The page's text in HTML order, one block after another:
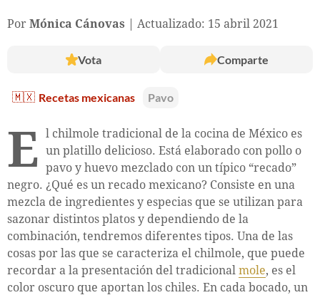
Por Mónica Cánovas Actualizado: 15 abril 2021
Vota Comparte
🇲🇽 Recetas mexicanas Pavo
E l chilmole tradicional de la cocina de México es
un platillo delicioso. Está elaborado con pollo o
pavo y huevo mezclado con un típico “recado”
negro. ¿Qué es un recado mexicano? Consiste en una
mezcla de ingredientes y especias que se utilizan para
sazonar distintos platos y dependiendo de la
combinación, tendremos diferentes tipos. Una de las
cosas por las que se caracteriza el chilmole, que puede
recordar a la presentación del tradicional mole, es el
color oscuro que aportan los chiles. En cada bocado, un